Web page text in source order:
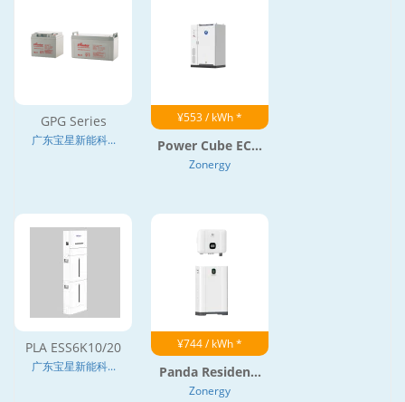
GPG Series
广东宝星新能科...
¥553 / kWh *
Power Cube EC...
Zonergy
PLA ESS6K10/20
广东宝星新能科...
¥744 / kWh *
Panda Residen...
Zonergy